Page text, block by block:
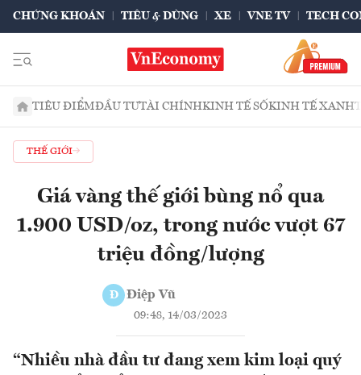
CHỨNG KHOÁN TIÊU & DÙNG XE VNE TV TECH
TIÊU ĐIỂMĐẦU TƯTÀI CHÍNHKINH TẾ SỐKINH TẾ XANH
THẾ GIỚI
Giá vàng thế giới bùng nổ qua
1.900 USD/oz, trong nước vượt 67
triệu đồng/lượng
Đ Điệp Vũ
09:48, 14/03/2023
“Nhiều nhà đầu tư đang xem kim loại quý